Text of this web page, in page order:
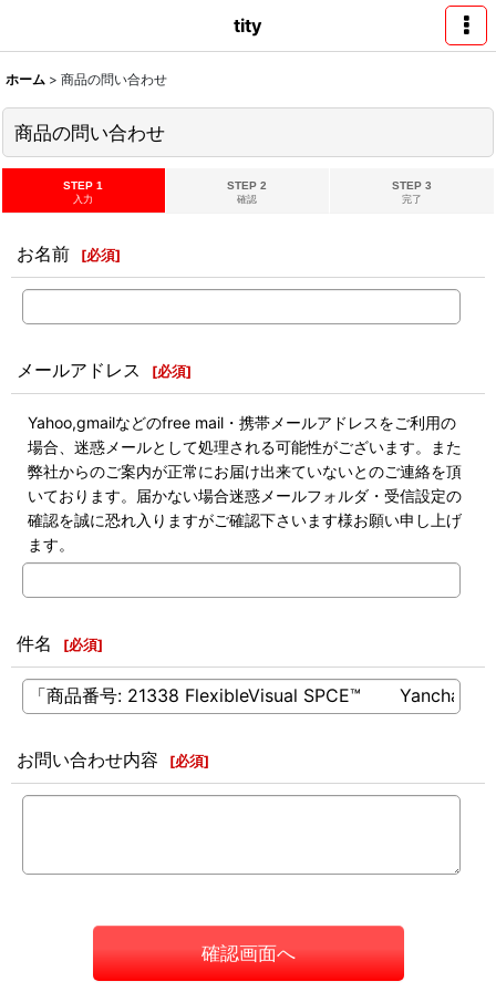
tity
ホーム > 商品の問い合わせ
商品の問い合わせ
STEP 1
入力
STEP 2
確認
STEP 3
完了
お名前 [必須]
メールアドレス [必須]
Yahoo,gmailなどのfree mail・携帯メールアドレスをご利用の
場合、迷惑メールとして処理される可能性がございます。また
弊社からのご案内が正常にお届け出来ていないとのご連絡を頂
いております。届かない場合迷惑メールフォルダ・受信設定の
確認を誠に恐れ入りますがご確認下さいます様お願い申し上げ
ます。
件名 [必須]
お問い合わせ内容 [必須]
確認画面へ